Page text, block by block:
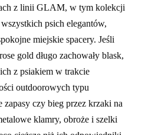
z linii GLAM, w tym kolekcji
psich elegantów,
miejskie spacery. Jeśli
gold długo zachowały blask,
z psiakiem w trakcie
outdoorowych typu
czy bieg przez krzaki na
klamry, obroże i szelki